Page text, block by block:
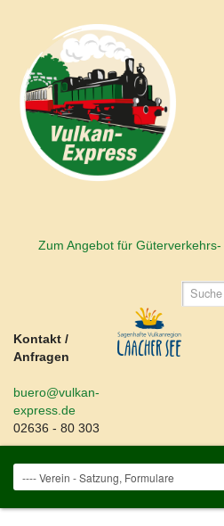
Zum Angebot für
Kontakt /
Anfragen
buero@vulkan-
express.de
02636 - 80 303